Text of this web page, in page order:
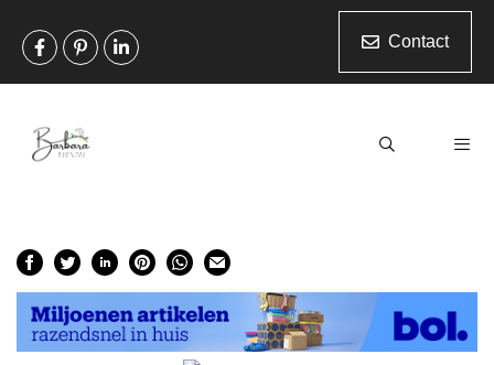
naar
Contact